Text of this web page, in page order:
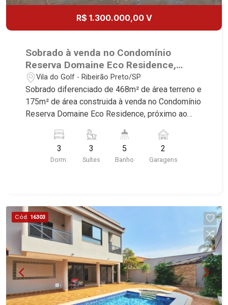
R$ 1.300.000,00 V
Sobrado à venda no Condomínio
Reserva Domaine Eco Residence,
próximo ao Shopping Iguatemi -
Ribeirão Preto/SP.
Vila do Golf - Ribeirão Preto/SP
Sobrado diferenciado de 468m² de área terreno e
175m² de área construida à venda no Condomínio
Reserva Domaine Eco Residence, próximo ao
as características deste imóvel que a Martinelli
Imobiliária selecionou para você: - 468m² de área
terreno e 175m² de área construida - 3 suítes
churrasqueira - Piscina - Vestiário - Quintal -
Corredor lateral - Paisagismo - Aquecedor solar -
4 vagas sendo 2 cobertas - Fino acabamento -
mercado imobiliário desde 2000! Avenida João
Fiúsa, 1051 - Alto da Boa Vista | Ribeirão Preto.
3
Dorm.
3
Suítes
5
Banho
2
Garagens
Cód. 16303